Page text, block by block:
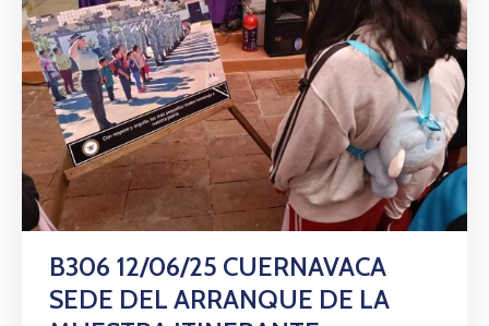
B306 12/06/25 CUERNAVACA
SEDE DEL ARRANQUE DE LA